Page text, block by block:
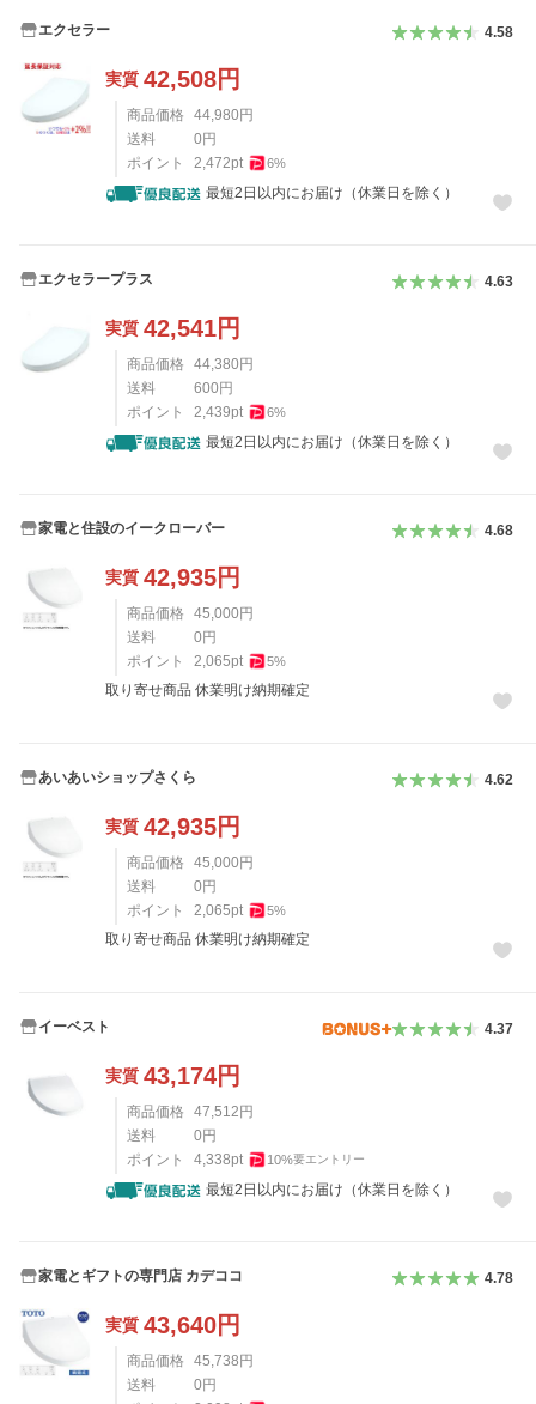
エクセラー 4.58
実質 42,508円
商品価格 44,980 円
送料
0 円
ポイント
2,472pt 6%
最短2日以内にお届け（休業日を除く）
エクセラープラス 4.63
実質 42,541円
商品価格 44,380 円
送料
600 円
ポイント
2,439pt 6%
最短2日以内にお届け（休業日を除く）
家電と住設のイークローバー 4.68
実質 42,935円
商品価格 45,000 円
送料
0 円
ポイント
2,065pt 5%
取り寄せ商品 休業明け納期確定
あいあいショップさくら 4.62
実質 42,935円
商品価格 45,000 円
送料
0 円
ポイント
2,065pt 5%
取り寄せ商品 休業明け納期確定
イーベスト 4.37
実質 43,174円
商品価格 47,512 円
送料
0 円
ポイント
4,338pt 10%要エントリー
最短2日以内にお届け（休業日を除く）
家電とギフトの専門店 カデココ 4.78
実質 43,640円
商品価格 45,738 円
送料
0 円